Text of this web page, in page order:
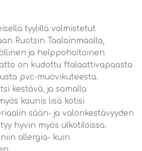
tyylillä valmistetut
Ruotsin Taalainmaalla,
ja helppohoitoinen
on kudottu ftalaattivapaasta
pvc-muovikuteesta.
kestävä, ja samalla
kaunis lisä kotisi
sään- ja valonkestävyyden
hyvin myös ulkotiloissa.
allergia- kuin